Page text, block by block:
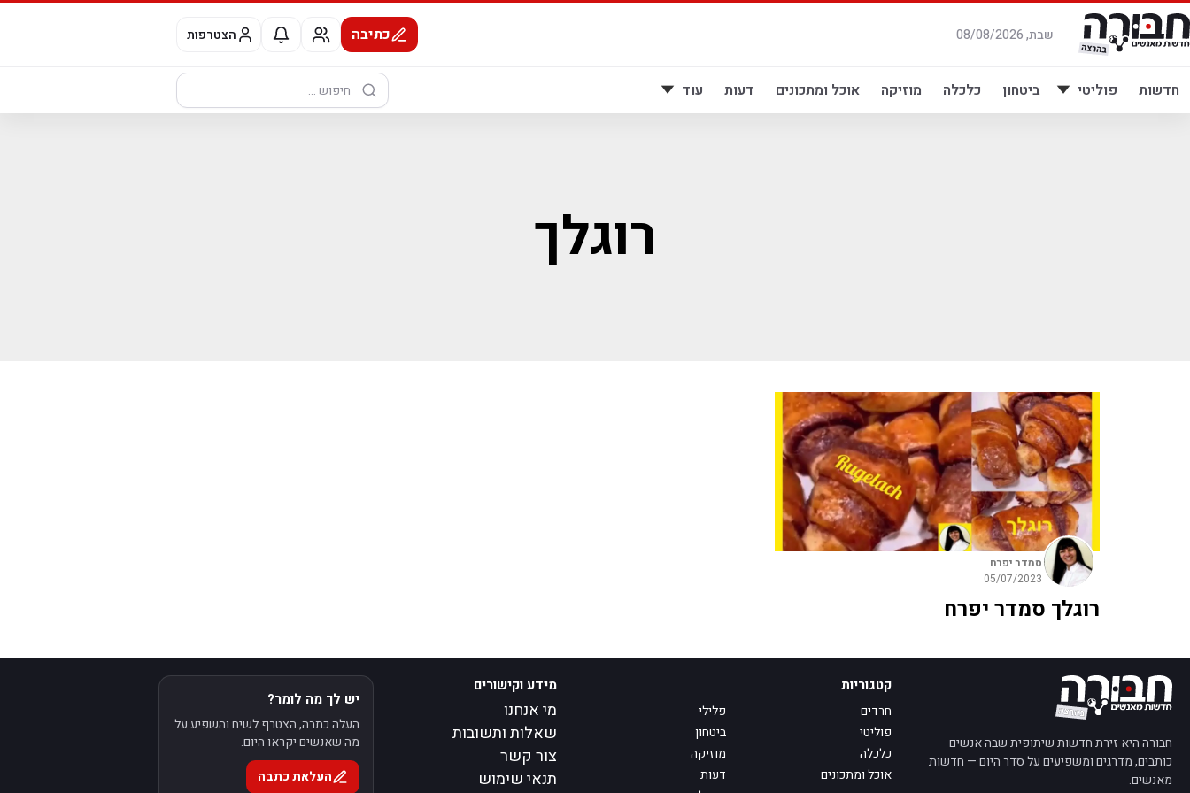
דלג
לתוכן
שבת, 08/08/2026 כתיבה הצטרפות
חדשות פוליטי ביטחון כלכלה מוזיקה אוכל ומתכונים דעות עוד
חיפוש:
רוגלך
סמדר יפרח
05/07/2023
רוגלך סמדר יפרח
חבורה היא זירת חדשות שיתופית שבה אנשים
כותבים, מדרגים ומשפיעים על סדר היום — חדשות
מאנשים.
קטגוריות
חרדים
פלילי
פוליטי
ביטחון
כלכלה
מוזיקה
אוכל ומתכונים
דעות
מידע וקישורים
מי אנחנו
שאלות ותשובות
צור קשר
תנאי שימוש
יש לך מה לומר?
העלה כתבה, הצטרף לשיח והשפיע על
מה שאנשים יקראו היום.
העלאת כתבה